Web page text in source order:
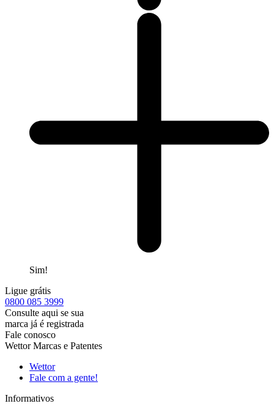
Sim!
Ligue grátis
0800 085 3999
Consulte aqui se sua
marca já é registrada
Fale conosco
Wettor Marcas e Patentes
Wettor
Fale com a gente!
Informativos